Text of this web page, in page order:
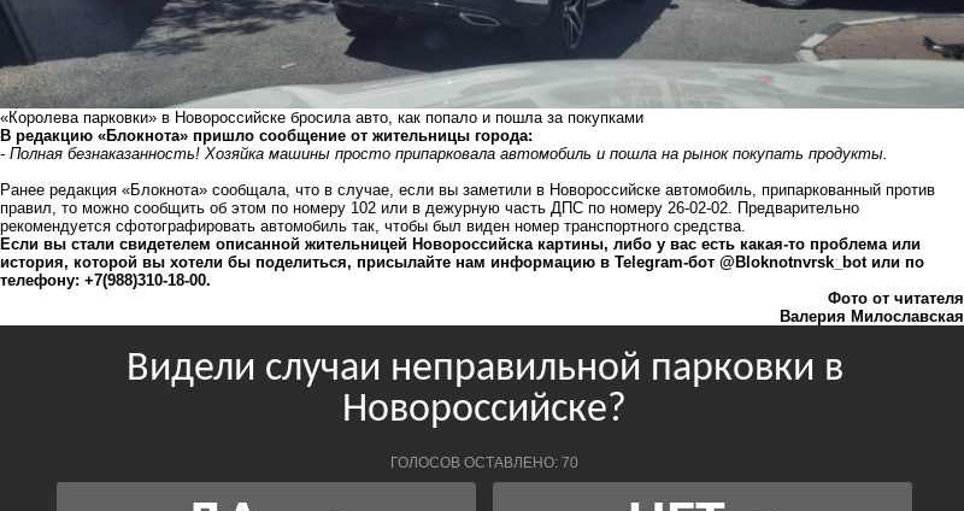
«Королева парковки» в Новороссийске бросила авто, как попало и пошла за покупками
В редакцию «Блокнота» пришло сообщение от жительницы города:
- Полная безнаказанность! Хозяйка машины просто припарковала автомобиль и пошла на рынок покупать продукты.
Ранее редакция «Блокнота» сообщала, что в случае, если вы заметили в Новороссийске автомобиль, припаркованный против
правил, то можно сообщить об этом по номеру 102 или в дежурную часть ДПС по номеру 26-02-02. Предварительно
рекомендуется сфотографировать автомобиль так, чтобы был виден номер транспортного средства.
Если вы стали свидетелем описанной жительницей Новороссийска картины, либо у вас есть какая-то проблема или
история, которой вы хотели бы поделиться, присылайте нам информацию в Telegram-бот @Bloknotnvrsk_bot или по
телефону: +7(988)310-18-00.
Фото от читателя
Валерия Милославская